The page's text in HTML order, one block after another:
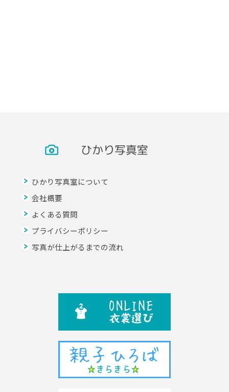
ひかり写真室
ひかり写真室について
会社概要
よくある質問
プライバシーポリシー
写真が仕上がるまでの流れ